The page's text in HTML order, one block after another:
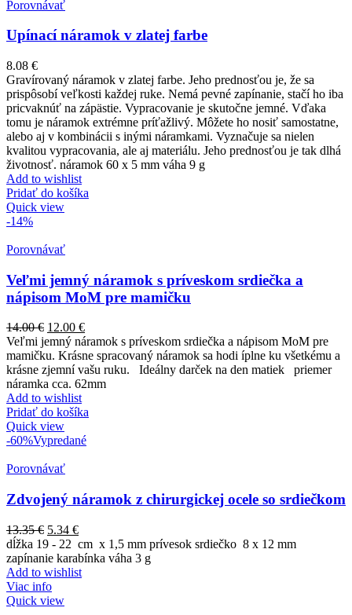
Porovnávať
Upínací náramok v zlatej farbe
8.08 €
Gravírovaný náramok v zlatej farbe. Jeho prednosťou je, že sa
prispôsobí veľkosti každej ruke. Nemá pevné zapínanie, stačí ho iba
pricvaknúť na zápästie. Vypracovanie je skutočne jemné. Vďaka
tomu je náramok extrémne príťažlivý. Môžete ho nosiť samostatne,
alebo aj v kombinácii s inými náramkami. Vyznačuje sa nielen
kvalitou vypracovania, ale aj materiálu. Jeho prednosťou je tak dlhá
životnosť. náramok 60 x 5 mm váha 9 g
Add to wishlist
Pridať do košíka
Quick view
-14%
Porovnávať
Veľmi jemný náramok s príveskom srdiečka a
nápisom MoM pre mamičku
14.00€ 12.00 €
Veľmi jemný náramok s príveskom srdiečka a nápisom MoM pre
mamičku. Krásne spracovaný náramok sa hodi íplne ku všetkému a
krásne zjemní vašu ruku. Ideálny darček na den matiek priemer
náramka cca. 62mm
Add to wishlist
Pridať do košíka
Quick view
-60%Vypredané
Porovnávať
Zdvojený náramok z chirurgickej ocele so srdiečkom
13.35€ 5.34 €
dĺžka 19 - 22 cm x 1,5 mm prívesok srdiečko 8 x 12 mm
zapínanie karabínka váha 3 g
Add to wishlist
Viac info
Quick view